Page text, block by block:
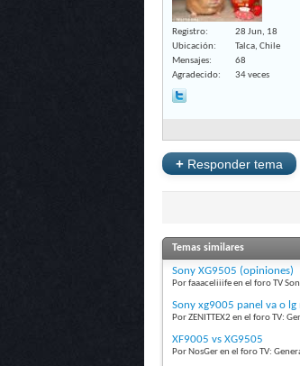
Registro
28 Jun, 18
Ubicación
Talca, Chile
Mensajes
68
Agradecido
34 veces
+ Responder tema
Temas similares
Sony XG9505 (opiniones)
Por faaaceliiife en el foro TV
Sony xg9005 panel va o
Por ZENITTEX2 en el foro TV:
XF9005 vs XG9505
Por NosGer en el foro TV: